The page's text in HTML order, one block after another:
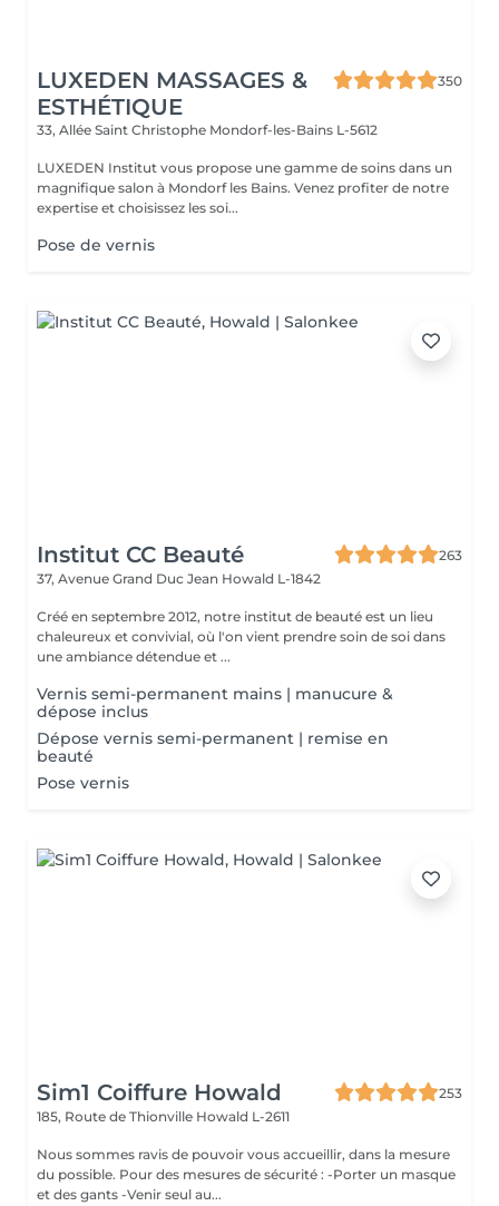
LUXEDEN MASSAGES &
ESTHÉTIQUE
350
33, Allée Saint Christophe Mondorf-les-Bains L-5612
LUXEDEN Institut vous propose une gamme de soins dans un
magnifique salon à Mondorf les Bains. Venez profiter de notre
expertise et choisissez les soi...
Pose de vernis
Institut CC Beauté
263
37, Avenue Grand Duc Jean Howald L-1842
Créé en septembre 2012, notre institut de beauté est un lieu
chaleureux et convivial, où l'on vient prendre soin de soi dans
une ambiance détendue et ...
Vernis semi-permanent mains | manucure &
dépose inclus
Dépose vernis semi-permanent | remise en
beauté
Pose vernis
Sim1 Coiffure Howald
253
185, Route de Thionville Howald L-2611
Nous sommes ravis de pouvoir vous accueillir, dans la mesure
du possible. Pour des mesures de sécurité : -Porter un masque
et des gants -Venir seul au...